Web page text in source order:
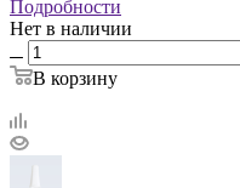
Подробности
Нет в наличии
В корзину